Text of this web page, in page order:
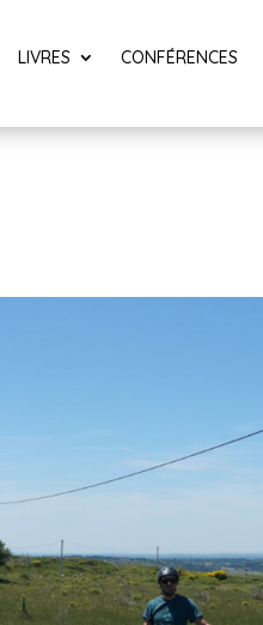
LIVRES CONFÉRENCES